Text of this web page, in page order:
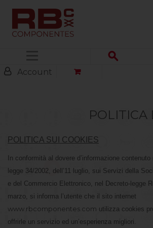
Account
POLITICA
POLITICA SUI COOKIES
In conformità al dovere d’informazione contenuto
legge 34/2002, dell’11 luglio, sui Servizi della
e del Commercio Elettronico, nel Decreto-legge
marzo, si informa l’utente che il sito internet
www.rbcomponentes.com utilizza cookies
offrirle un servizio ed un’esperienza migliori.